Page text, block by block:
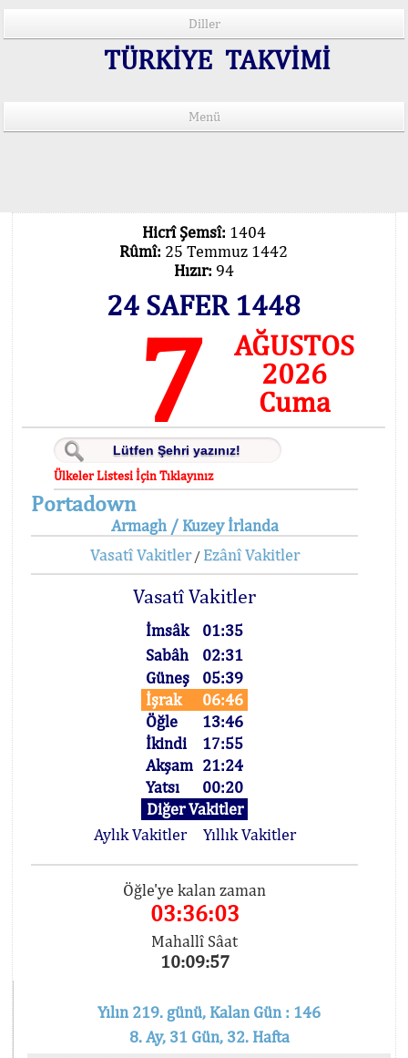
Diller
TÜRKİYE TAKVİMİ
Menü
Hicrî Şemsî: 1404
Rûmî: 25 Temmuz 1442
Hızır: 94
24 SAFER 1448
7
AĞUSTOS
2026
Cuma
Ülkeler Listesi İçin Tıklayınız
Portadown
Armagh / Kuzey İrlanda
Vasatî Vakitler/ Ezânî Vakitler
Vasatî Vakitler
İmsâk
01:35
Sabâh
02:31
Güneş
05:39
İşrak
06:46
Öğle
13:46
İkindi
17:55
Akşam 21:24
Yatsı
00:20
Diğer Vakitler
Aylık Vakitler
Yıllık Vakitler
Öğle'ye kalan zaman
03:36:03
Mahallî Sâat
10:09:57
Yılın 219. günü, Kalan Gün : 146
8. Ay, 31 Gün, 32. Hafta